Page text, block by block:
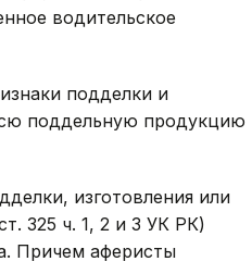
водительское
подделки и
поддельную продукцию
изготовления или
325 ч. 1, 2 и 3 УК РК)
Причем аферисты